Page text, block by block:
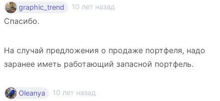
graphic_trend 10 лет назад
Спасибо.
На случай предложения о продаже портфеля, надо
заранее иметь работающий запасной портфель.
Oleanya 10 лет назад